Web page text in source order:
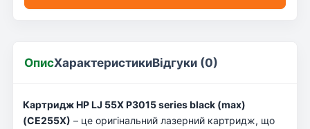
ОписХарактеристикиВідгуки (0)
Картридж HP LJ 55X P3015 series black (max)
(CE255X) – це оригінальний лазерний картридж, що